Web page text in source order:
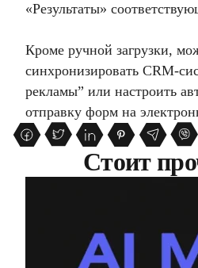
«Результаты»
Кроме ручной загрузки,
синхронизировать CRM-
рекламы” или настроить
отправку форм на
Стоит